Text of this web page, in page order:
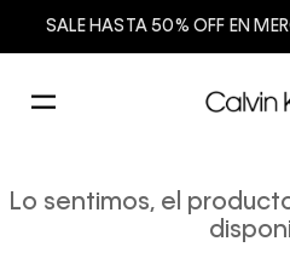
SALE HASTA 50% OFF EN
Lo sentimos, el